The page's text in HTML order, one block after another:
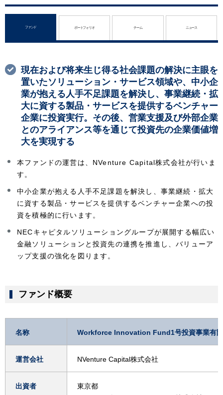
gル
ゲ
ファンド ポートフォリオ チーム ニュース
現在および将来生じ得る社会課題の解決に主眼を
置いたソリューション・サービス領域や、中小企
業が抱える人手不足課題を解決し、事業継続・拡
大に資する製品・サービスを提供するベンチャー
企業に投資実行。その後、営業支援及び外部企業
とのアライアンス等を通じて投資先の企業価値増
大を実現する
本ファンドの運営は、NVenture Capital株式会社が行いま
す。
中小企業が抱える人手不足課題を解決し、事業継続・拡大
に資する製品・サービスを提供するベンチャー企業への投
資を積極的に行います。
NECキャピタルソリューショングループが展開する幅広い
金融ソリューションと投資先の連携を推進し、バリューア
ップ支援の強化を図ります。
ファンド概要
名称 Workforce Innovation Fund1号投資事業有
運営会社 NVenture Capital株式会社
出資者
東京都